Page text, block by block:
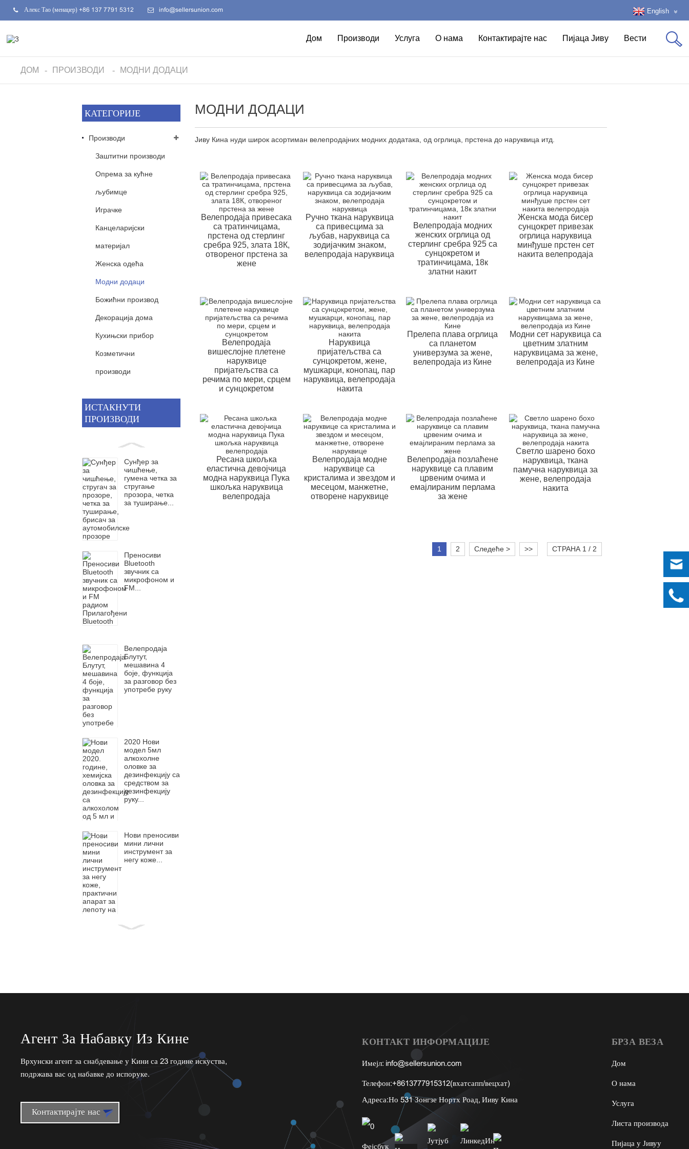
Алекс Тао (менаџер) +86 137 7791 5312 info@sellersunion.com English
Дом Производи Услуга О нама Контактирајте нас Пијаца Јиву Вести
ДОМ ПРОИЗВОДИ МОДНИ ДОДАЦИ
КАТЕГОРИЈЕ
Производи
Заштитни производи
Опрема за кућне
љубимце
Играчке
Канцеларијски
материјал
Женска одећа
Модни додаци
Божићни производ
Декорација дома
Кухињски прибор
Козметични
производи
ИСТАКНУТИ
ПРОИЗВОДИ
Сунђер за
чишћење,
гумена четка за
стругање
прозора, четка
за туширање...
Преносиви
Bluetooth
звучник са
микрофоном и
FM...
Велепродаја
Блутут,
мешавина 4
боје, функција
за разговор без
употребе руку
2020 Нови
модел 5мл
алкохолне
оловке за
дезинфекцију са
средством за
дезинфекцију
руку...
Нови преносиви
мини лични
инструмент за
негу коже...
Професионална
учење Откључај
играчке
МОДНИ ДОДАЦИ
Јиву Кина нуди широк асортиман велепродајних модних додатака, од огрлица, прстена до наруквица итд.
Велепродаја привесака
са тратинчицама,
прстена од стерлинг
сребра 925, злата 18К,
отвореног прстена за
жене
Ручно ткана наруквица
са привесцима за
љубав, наруквица са
зодијачким знаком,
велепродаја наруквица
Велепродаја модних
женских огрлица од
стерлинг сребра 925 са
сунцокретом и
тратинчицама, 18к
златни накит
Женска мода бисер
сунцокрет привезак
огрлица наруквица
минђуше прстен сет
накита велепродаја
Велепродаја
вишеслојне плетене
наруквице
пријатељства са
речима по мери, срцем
и сунцокретом
Наруквица
пријатељства са
сунцокретом, жене,
мушкарци, конопац, пар
наруквица, велепродаја
накита
Прелепа плава огрлица
са планетом
универзума за жене,
велепродаја из Кине
Модни сет наруквица са
цветним златним
наруквицама за жене,
велепродаја из Кине
Ресана шкољка
еластична девојчица
модна наруквица Пука
шкољка наруквица
велепродаја
Велепродаја модне
наруквице са
кристалима и звездом и
месецом, манжетне,
отворене наруквице
Велепродаја позлаћене
наруквице са плавим
црвеним очима и
емајлираним перлама
за жене
Светло шарено бохо
наруквица, ткана
памучна наруквица за
жене, велепродаја
накита
1 2 Следеће > >> СТРАНА 1 / 2
Агент За Набавку Из Кине
Врхунски агент за снабдевање у Кини са 23 године искуства,
подржава вас од набавке до испоруке.
Контактирајте нас
КОНТАКТ ИНФОРМАЦИЈЕ
Имејл: info@sellersunion.com
Телефон:+8613777915312(вхатсапп/вецхат)
Адреса:Но 531 Зонгзе Нортх Роад, Ииву Кина
БРЗА ВЕЗА
Дом
О нама
Услуга
Листа производа
Пијаца у Јивуу